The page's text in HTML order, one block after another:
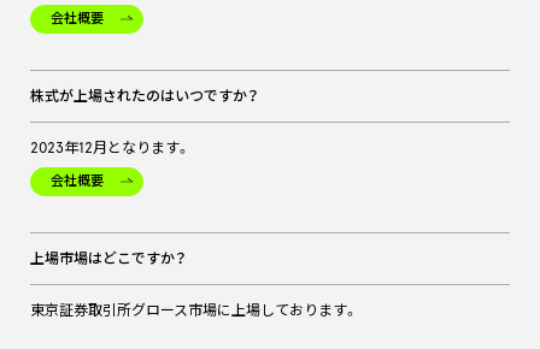
会社概要
株式が上場されたのはいつですか？
2023年12月となります。
会社概要
上場市場はどこですか？
東京証券取引所グロース市場に上場しております。